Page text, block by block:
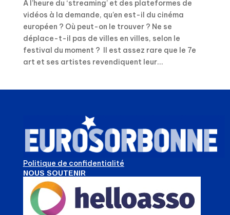
A l’heure du ‘streaming’ et des plateformes de
vidéos à la demande, qu’en est-il du cinéma
européen ? Où peut-on le trouver ? Ne se
déplace-t-il pas de villes en villes, selon le
festival du moment ? Il est assez rare que le 7e
art et ses artistes revendiquent leur...
Politique de confidentialité
NOUS SOUTENIR